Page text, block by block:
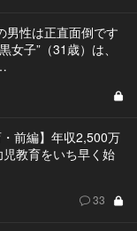
男性は正直面倒です
女子”（31歳）は、
・前編】年収2,500万
児教育をいち早く始
33